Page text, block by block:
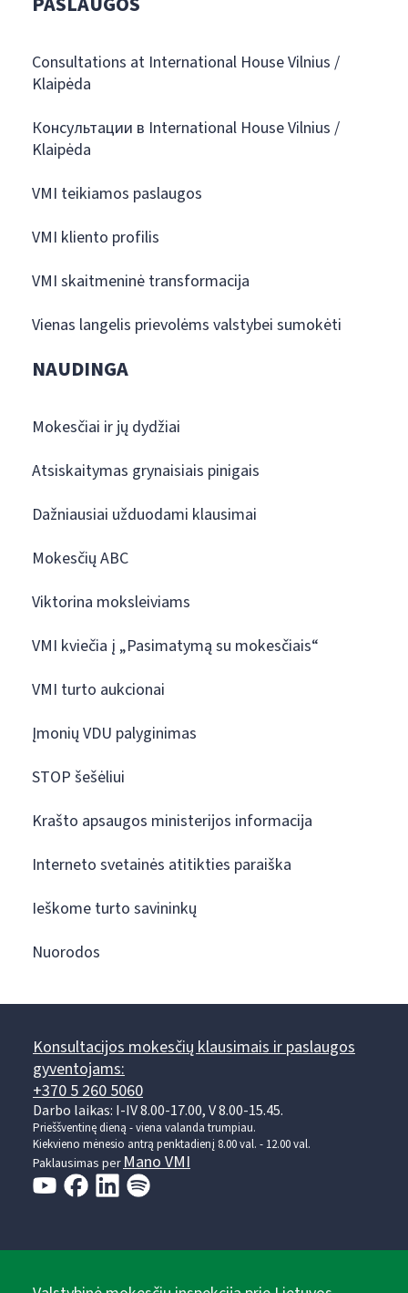
Consultations at International House Vilnius /
Klaipėda
Консультации в International House Vilnius /
Klaipėda
VMI teikiamos paslaugos
VMI kliento profilis
VMI skaitmeninė transformacija
Vienas langelis prievolėms valstybei sumokėti
NAUDINGA
Mokesčiai ir jų dydžiai
Atsiskaitymas grynaisiais pinigais
Dažniausiai užduodami klausimai
Mokesčių ABC
Viktorina moksleiviams
VMI kviečia į „Pasimatymą su mokesčiais“
VMI turto aukcionai
Įmonių VDU palyginimas
STOP šešėliui
Krašto apsaugos ministerijos informacija
Interneto svetainės atitikties paraiška
Ieškome turto savininkų
Nuorodos
Konsultacijos mokesčių klausimais ir paslaugos
gyventojams:
+370 5 260 5060
Darbo laikas: I-IV 8.00-17.00, V 8.00-15.45.
Prieššventinę dieną - viena valanda trumpiau.
Kiekvieno mėnesio antrą penktadienį 8.00 val. - 12.00 val.
Paklausimas perMano VMI